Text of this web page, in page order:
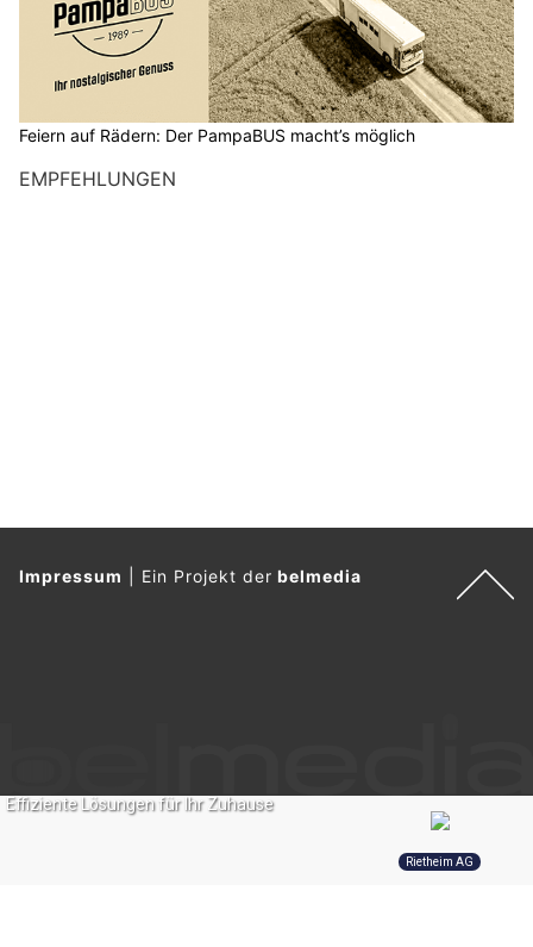
Feiern auf Rädern: Der PampaBUS macht’s möglich
EMPFEHLUNGEN
Impressum Ein Projekt derbelmedia